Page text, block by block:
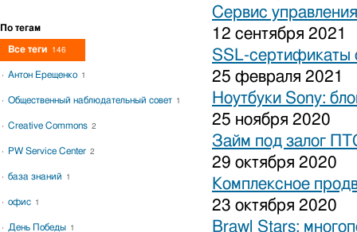
Сервис
12 сентября 2021
SSL-сертификаты
25 февраля 2021
Ноутбуки Sony:
25 ноября 2020
Займ под залог
29 октября 2020
Комплексное
23 октября 2020
Brawl Stars:
По тегам
Все теги 146
Антон Ерещенко 1
Общественный наблюдательный совет 1
Creative Commons 2
PW Service Center 2
база знаний 1
офис 1
День Победы 1